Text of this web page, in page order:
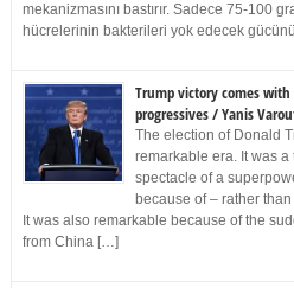
mekanizmasını bastırır. Sadece 75-100
hücrelerinin bakterileri yok edecek
Trump victory comes
progressives / Yanis
The election of Donald
remarkable era. It was
spectacle of a
because of – rather
It was also remarkable because of the
from China […]